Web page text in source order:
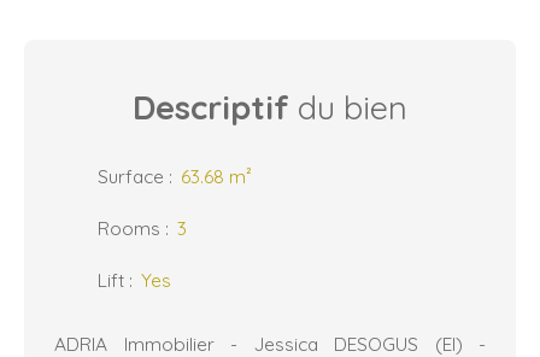
Descriptif du bien
Surface : 63.68 m²
Rooms : 3
Lift : Yes
ADRIA Immobilier - Jessica DESOGUS (EI) -